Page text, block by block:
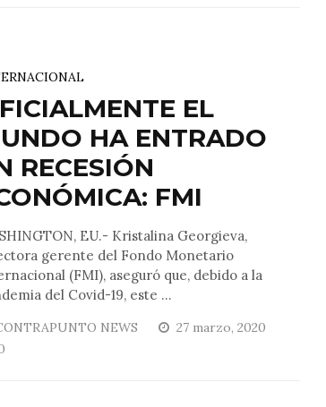
EL
HA ENTRADO
RECESIÓN
FMI
EU.- Kristalina Georgieva,
gerente del Fondo Monetario
(FMI), aseguró que, debido a la
del Covid-19, este ...
NEWS
27 marzo, 2020